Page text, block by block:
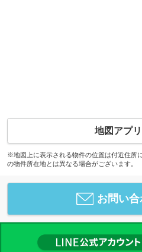
地図アプ
※地図上に表示される物件の位置は付近住所
の物件所在地とは異なる場合がございます。
お問い